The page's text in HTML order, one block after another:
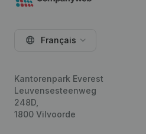
Français
Kantorenpark Everest
Leuvensesteenweg
248D,
1800 Vilvoorde